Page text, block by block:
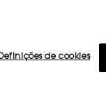
Definições de cookies